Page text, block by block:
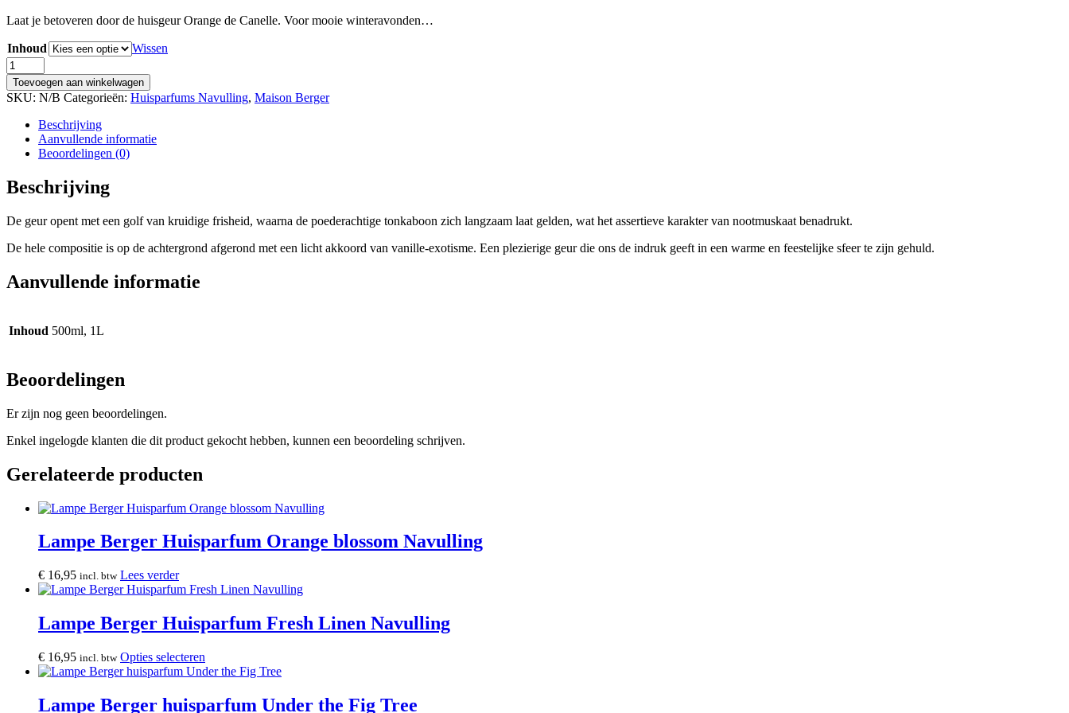
tot
Laat je betoveren door de huisgeur Orange de Canelle. Voor mooie winteravonden…
Inhoud
Wissen
Lampe
Berger
Huisparfum
Orange
Cannelle
Orange
Cinnamon
aantal
Toevoegen aan winkelwagen
SKU: N/B Categorieën: Huisparfums Navulling, Maison Berger
Beschrijving
Aanvullende informatie
Beoordelingen (0)
Beschrijving
De geur opent met een golf van kruidige frisheid, waarna de poederachtige tonkaboon zich langzaam laat gelden, wat het assertieve karakter van nootmuskaat benadrukt.
De hele compositie is op de achtergrond afgerond met een licht akkoord van vanille-exotisme. Een plezierige geur die ons de indruk geeft in een warme en feestelijke sfeer te zijn gehuld.
Aanvullende informatie
Inhoud 500ml, 1L
Beoordelingen
Er zijn nog geen beoordelingen.
Enkel ingelogde klanten die dit product gekocht hebben, kunnen een beoordeling schrijven.
Gerelateerde producten
Lampe Berger Huisparfum Orange blossom Navulling
€ 16,95 incl. btw Lees verder
Lampe Berger Huisparfum Fresh Linen Navulling
€ 16,95 incl. btw Opties selecteren
product
meerdere
Lampe Berger huisparfum Under the Fig Tree